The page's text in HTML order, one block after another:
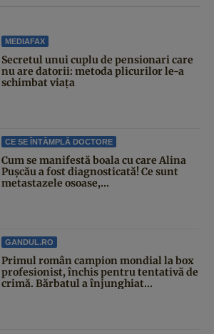
MEDIAFAX
Secretul unui cuplu de pensionari care
nu are datorii: metoda plicurilor le-a
schimbat viața
CE SE ÎNTÂMPLĂ DOCTORE
Cum se manifestă boala cu care Alina
Pușcău a fost diagnosticată! Ce sunt
metastazele osoase,...
GANDUL.RO
Primul român campion mondial la box
profesionist, închis pentru tentativă de
crimă. Bărbatul a înjunghiat...